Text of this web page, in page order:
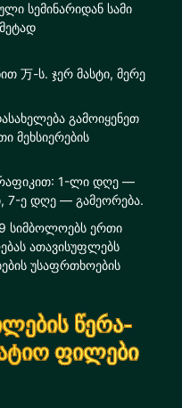
სემინარიდან სამი
万-ს. ჯერ მასტი, მერე
გამოიყენეთ
მეხსიერების
1-ლი დღე —
7-ე დღე — გამეორება.
სიმბოლოებს ერთი
ათავისუფლებს
უსაფრთხოების
წერა-
ფილები